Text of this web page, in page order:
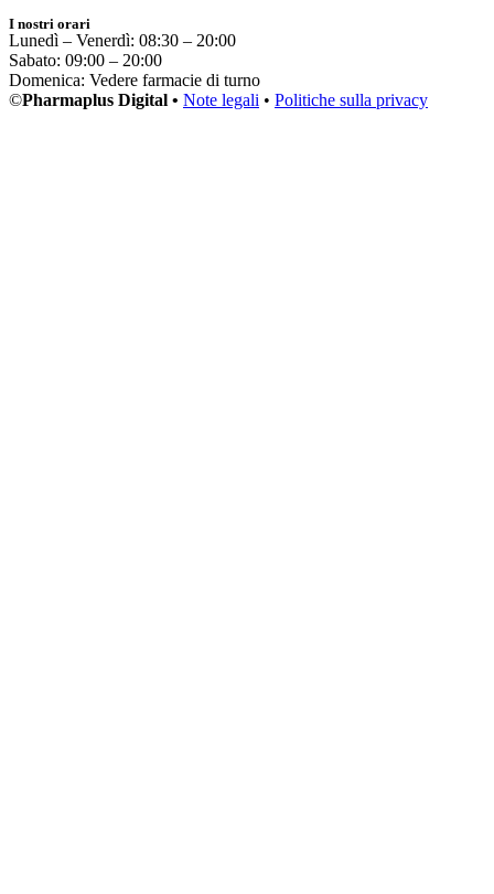
I nostri orari
Lunedì – Venerdì: 08:30 – 20:00
Sabato: 09:00 – 20:00
Domenica: Vedere farmacie di turno
©Pharmaplus Digital • Note legali • Politiche sulla privacy